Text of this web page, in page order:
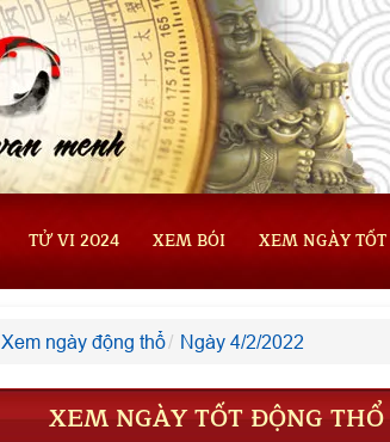
TỬ VI 2024 XEM BÓI XEM NGÀY TỐT
Xem ngày động thổ Ngày 4/2/2022
XEM NGÀY TỐT ĐỘNG